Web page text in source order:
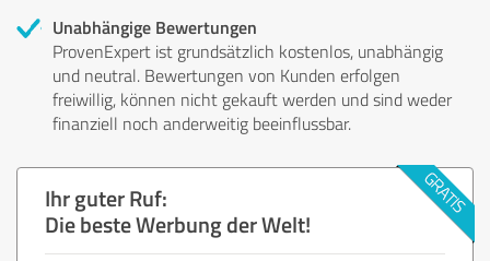
Unabhängige Bewertungen
ProvenExpert ist grundsätzlich kostenlos, unabhängig
und neutral. Bewertungen von Kunden erfolgen
freiwillig, können nicht gekauft werden und sind weder
finanziell noch anderweitig beeinflussbar.
Ihr guter Ruf:
Die beste Werbung der Welt!